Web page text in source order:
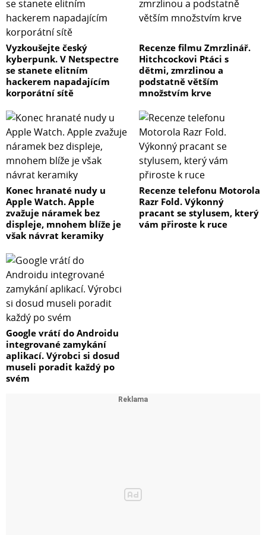
Vyzkoušejte český
kyberpunk. V Netspectre
se stanete elitním
hackerem napadajícím
korporátní sítě
Recenze filmu Zmrzlinář.
Hitchcockovi Ptáci s
dětmi, zmrzlinou a
podstatně větším
množstvím krve
Konec hranaté nudy u
Apple Watch. Apple
zvažuje náramek bez
displeje, mnohem blíže je
však návrat keramiky
Recenze telefonu Motorola
Razr Fold. Výkonný
pracant se stylusem, který
vám přiroste k ruce
Google vrátí do Androidu
integrované zamykání
aplikací. Výrobci si dosud
museli poradit každý po
svém